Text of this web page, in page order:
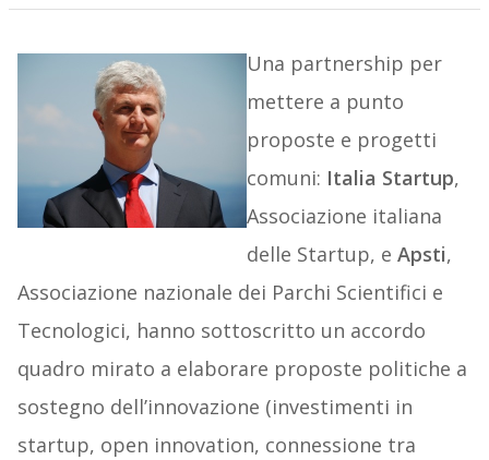
Una partnership per
mettere a punto
proposte e progetti
comuni: Italia Startup,
Associazione italiana
delle Startup, e Apsti,
Associazione nazionale dei Parchi Scientifici e
Tecnologici, hanno sottoscritto un accordo
quadro mirato a elaborare proposte politiche a
sostegno dell’innovazione (investimenti in
startup, open innovation, connessione tra